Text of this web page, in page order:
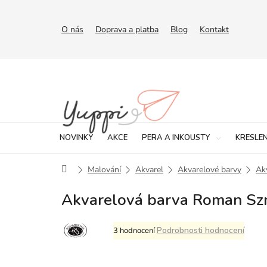
O nás Doprava a platba Blog Kontakt
NOVINKY AKCE PERA A INKOUSTY
DomůMalování Akvarel Akvarelové barvy
Akvarelová barva Roman
Průměrné
hodnocení
3 hodnoceníPodrobnosti hodnocení